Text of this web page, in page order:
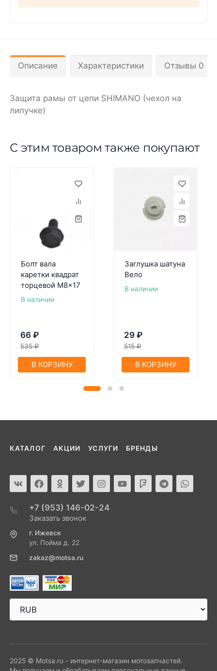
Описание Характеристики Отзывы 0
Защита рамы от цепи SHIMANO (чехол на
липучке)
С этим товаром также покупают
Болт вала
каретки квадрат
торцевой M8x17
В наличии
66 ₽
535 ₽
В КОРЗИНУ
Заглушка шатуна
Вело
В наличии
29 ₽
515 ₽
В КОРЗИНУ
КАТАЛОГ АКЦИИ УСЛУГИ БРЕНДЫ
+7 (953) 146-02-24
Заказать звонок
г. Ижевск
ул. Пойма д. 22
zakaz@motsa.ru
2025 © Motsa.ru - интернет-магазин мотозапчастей.